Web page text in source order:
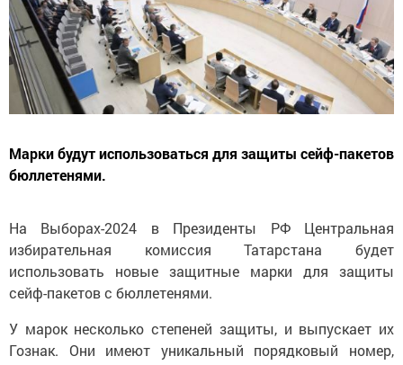
Марки будут использоваться для защиты сейф-пакетов
бюллетенями.
На Выборах-2024 в Президенты РФ Центральная
избирательная комиссия Татарстана будет
использовать новые защитные марки для защиты
сейф-пакетов с бюллетенями.
У марок несколько степеней защиты, и выпускает их
Гознак. Они имеют уникальный порядковый номер,